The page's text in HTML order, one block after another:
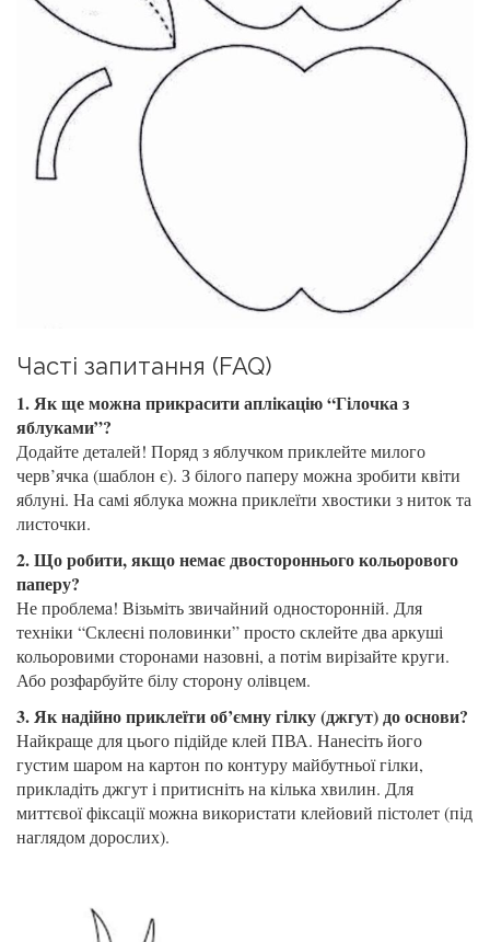
Часті запитання (FAQ)
1. Як ще можна прикрасити аплікацію “Гілочка з
яблуками”?
Додайте деталей! Поряд з яблучком приклейте милого
черв’ячка (шаблон є). З білого паперу можна зробити квіти
яблуні. На самі яблука можна приклеїти хвостики з ниток та
листочки.
2. Що робити, якщо немає двостороннього кольорового
паперу?
Не проблема! Візьміть звичайний односторонній. Для
техніки “Склеєні половинки” просто склейте два аркуші
кольоровими сторонами назовні, а потім вирізайте круги.
Або розфарбуйте білу сторону олівцем.
3. Як надійно приклеїти об’ємну гілку (джгут) до основи?
Найкраще для цього підійде клей ПВА. Нанесіть його
густим шаром на картон по контуру майбутньої гілки,
прикладіть джгут і притисніть на кілька хвилин. Для
миттєвої фіксації можна використати клейовий пістолет (під
наглядом дорослих).